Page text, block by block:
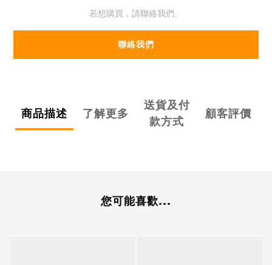
若想購買，請聯絡我們。
聯絡我們
商品描述 了解更多
送貨及付
款方式
顧客評價
您可能喜歡...